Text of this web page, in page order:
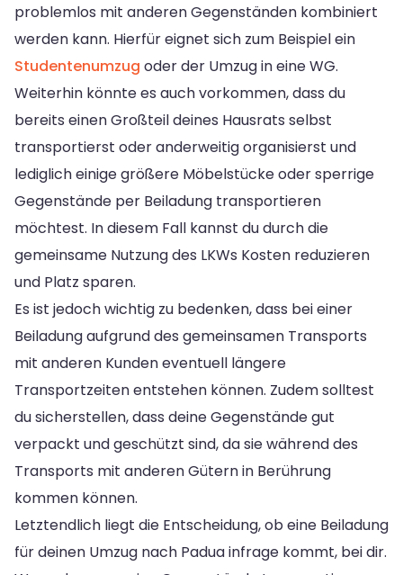
problemlos mit anderen Gegenständen kombiniert
werden kann. Hierfür eignet sich zum Beispiel ein
Studentenumzug oder der Umzug in eine WG.
Weiterhin könnte es auch vorkommen, dass du
bereits einen Großteil deines Hausrats selbst
transportierst oder anderweitig organisierst und
lediglich einige größere Möbelstücke oder sperrige
Gegenstände per Beiladung transportieren
möchtest. In diesem Fall kannst du durch die
gemeinsame Nutzung des LKWs Kosten reduzieren
und Platz sparen.
Es ist jedoch wichtig zu bedenken, dass bei einer
Beiladung aufgrund des gemeinsamen Transports
mit anderen Kunden eventuell längere
Transportzeiten entstehen können. Zudem solltest
du sicherstellen, dass deine Gegenstände gut
verpackt und geschützt sind, da sie während des
Transports mit anderen Gütern in Berührung
kommen können.
Letztendlich liegt die Entscheidung, ob eine Beiladung
für deinen Umzug nach Padua infrage kommt, bei dir.